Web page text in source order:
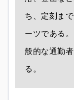
ち、定刻ま
ーツである
般的な通勤
る。